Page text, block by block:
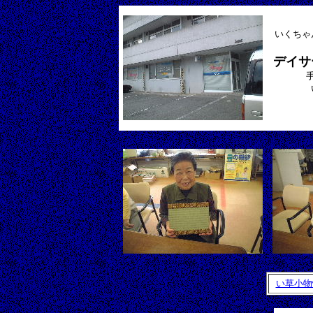
いくち
デイ
い草小